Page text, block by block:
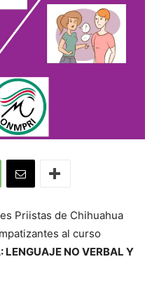
Priistas de Chihuahua
al curso
LENGUAJE NO VERBAL Y